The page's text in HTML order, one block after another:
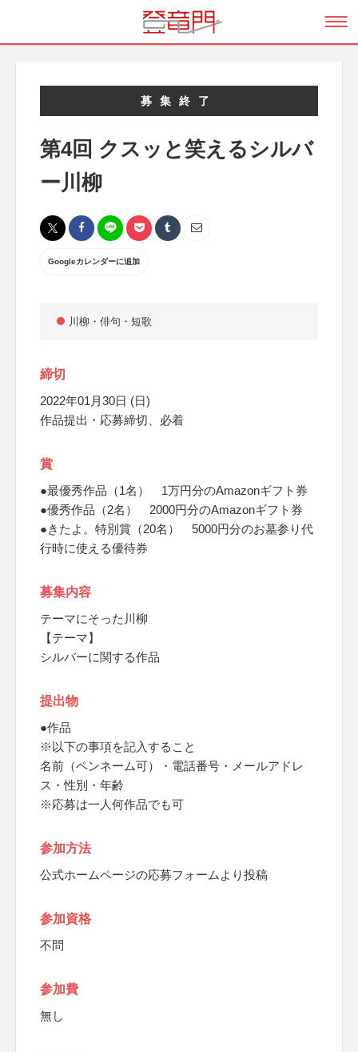
募集終了
第4回 クスッと笑えるシルバ
ー川柳
Googleカレンダーに追加
川柳・俳句・短歌
締切
2022年01月30日 (日)
作品提出・応募締切、必着
賞
●最優秀作品（1名） 1万円分のAmazonギフト券
●優秀作品（2名） 2000円分のAmazonギフト券
●きたよ。特別賞（20名） 5000円分のお墓参り代
行時に使える優待券
募集内容
テーマにそった川柳
【テーマ】
シルバーに関する作品
提出物
●作品
※以下の事項を記入すること
名前（ペンネーム可）・電話番号・メールアドレ
ス・性別・年齢
※応募は一人何作品でも可
参加方法
公式ホームページの応募フォームより投稿
参加資格
不問
参加費
無し